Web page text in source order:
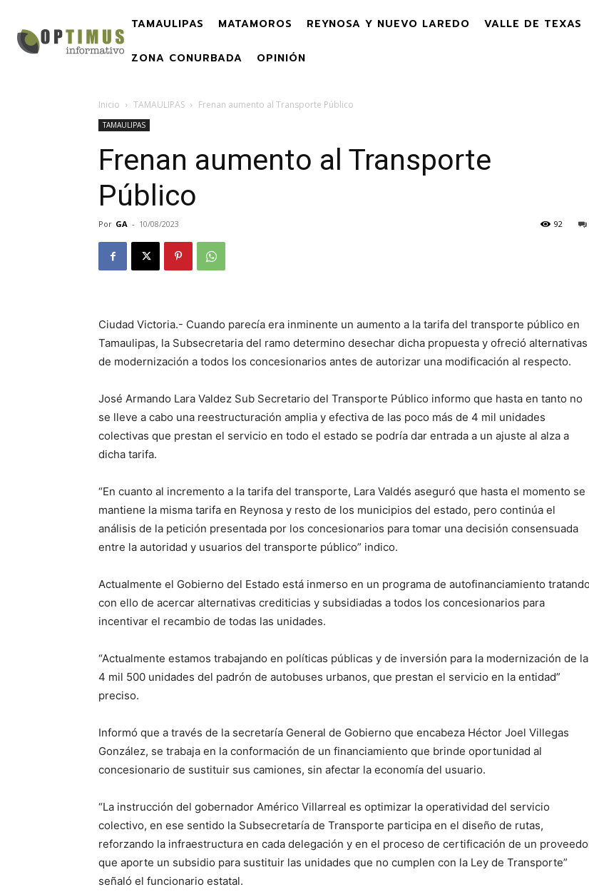
TAMAULIPAS MATAMOROS REYNOSA Y NUEVO LAREDO VALLE DE TEXAS
ZONA CONURBADA OPINIÓN
Inicio TAMAULIPAS Frenan aumento al Transporte Público
TAMAULIPAS
Frenan aumento al Transporte
Público
Por GA - 10/08/2023 92
Ciudad Victoria.- Cuando parecía era inminente un aumento a la tarifa del transporte público en
Tamaulipas, la Subsecretaria del ramo determino desechar dicha propuesta y ofreció alternativas
de modernización a todos los concesionarios antes de autorizar una modificación al respecto.
José Armando Lara Valdez Sub Secretario del Transporte Público informo que hasta en tanto no
se lleve a cabo una reestructuración amplia y efectiva de las poco más de 4 mil unidades
colectivas que prestan el servicio en todo el estado se podría dar entrada a un ajuste al alza a
dicha tarifa.
“En cuanto al incremento a la tarifa del transporte, Lara Valdés aseguró que hasta el momento se
mantiene la misma tarifa en Reynosa y resto de los municipios del estado, pero continúa el
análisis de la petición presentada por los concesionarios para tomar una decisión consensuada
entre la autoridad y usuarios del transporte público” indico.
Actualmente el Gobierno del Estado está inmerso en un programa de autofinanciamiento tratando
con ello de acercar alternativas crediticias y subsidiadas a todos los concesionarios para
incentivar el recambio de todas las unidades.
“Actualmente estamos trabajando en políticas públicas y de inversión para la modernización de
4 mil 500 unidades del padrón de autobuses urbanos, que prestan el servicio en la entidad”
preciso.
Informó que a través de la secretaría General de Gobierno que encabeza Héctor Joel Villegas
González, se trabaja en la conformación de un financiamiento que brinde oportunidad al
concesionario de sustituir sus camiones, sin afectar la economía del usuario.
“La instrucción del gobernador Américo Villarreal es optimizar la operatividad del servicio
colectivo, en ese sentido la Subsecretaría de Transporte participa en el diseño de rutas,
reforzando la infraestructura en cada delegación y en el proceso de certificación de un
que aporte un subsidio para sustituir las unidades que no cumplen con la Ley de Transporte”
señaló el funcionario estatal.